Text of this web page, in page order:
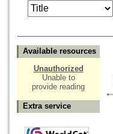
Available resources
Unauthorized
Unable to
provide reading
Extra service